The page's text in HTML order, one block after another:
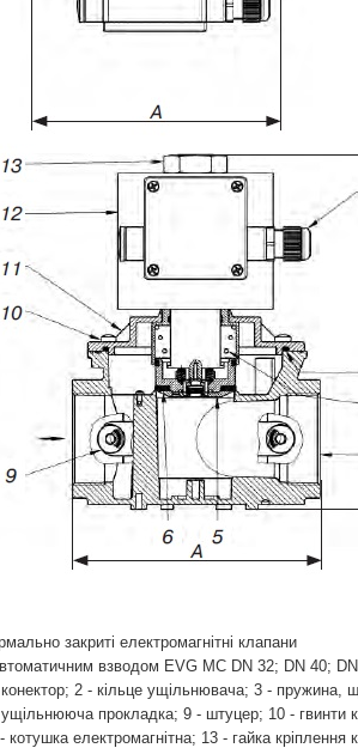
закриті електромагнітні клапани
взводом EVG MC DN 32; DN 40;
2 - кільце ущільнювача; 3 - пружина,
прокладка; 9 - штуцер; 10 - гвинти
котушка електромагнітна; 13 - гайка кріплення